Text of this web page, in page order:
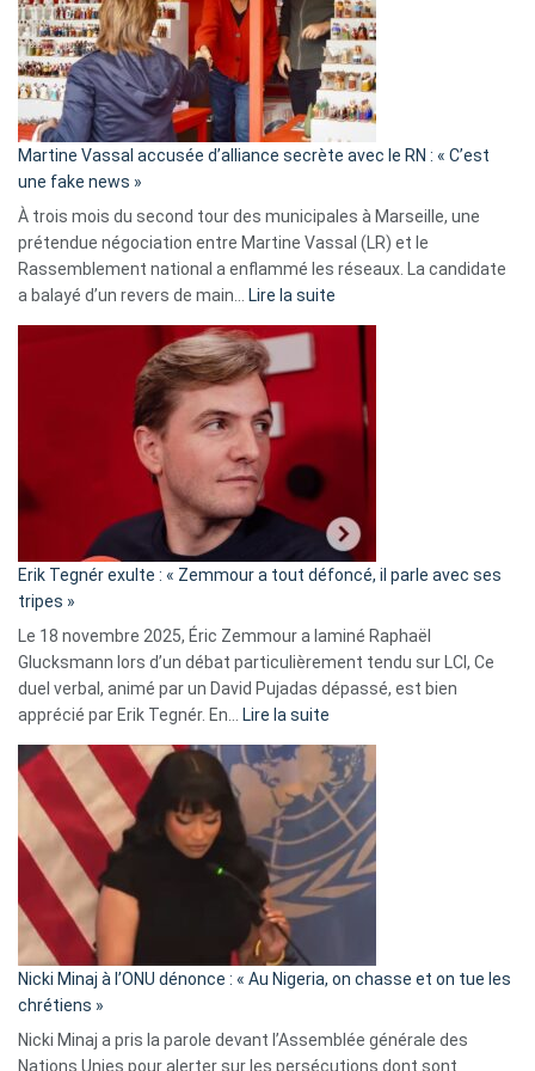
Algérie
Martine Vassal accusée d’alliance secrète avec le RN : « C’est
une fake news »
À trois mois du second tour des municipales à Marseille, une
prétendue négociation entre Martine Vassal (LR) et le
Rassemblement national a enflammé les réseaux. La candidate
a balayé d’un revers de main…
Lire la suite
d’alliance
secrète
«
C’est
fake
news
»
Erik Tegnér exulte : « Zemmour a tout défoncé, il parle avec ses
tripes »
Le 18 novembre 2025, Éric Zemmour a laminé Raphaël
Glucksmann lors d’un débat particulièrement tendu sur LCI, Ce
duel verbal, animé par un David Pujadas dépassé, est bien
apprécié par Erik Tegnér. En…
Lire la suite
Tegnér
exulte
« Zemmour
a
tout
parle
ses
tripes »
Nicki Minaj à l’ONU dénonce : « Au Nigeria, on chasse et on tue les
chrétiens »
Nicki Minaj a pris la parole devant l’Assemblée générale des
Nations Unies pour alerter sur les persécutions dont sont